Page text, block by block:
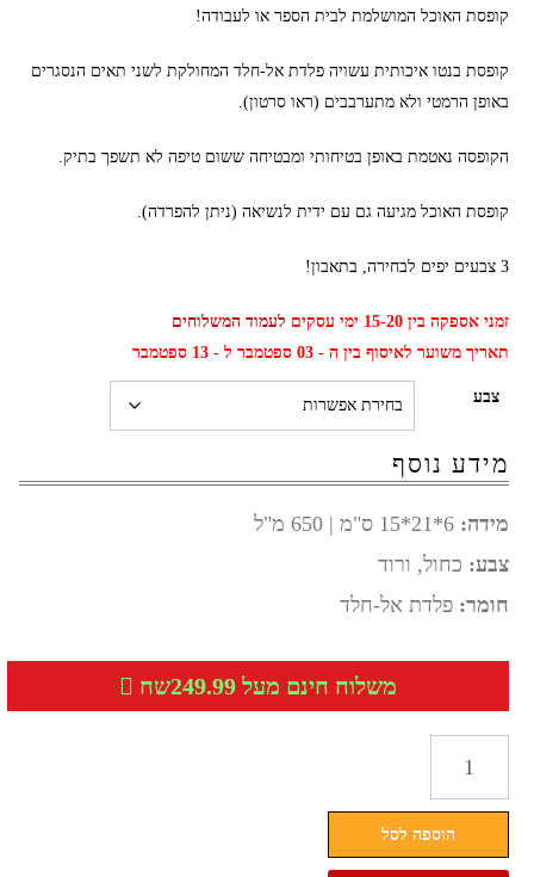
קופסת האוכל המושלמת לבית הספר או לעבודה!
קופסת בנטו איכותית עשויה פלדת אל-חלד המחולקת לשני תאים הנסגרים
באופן הרמטי ולא מתערבבים (ראו סרטון).
הקופסה נאטמת באופן בטיחותי ומבטיחה ששום טיפה לא תשפך בתיק.
קופסת האוכל מגיעה גם עם ידית לנשיאה (ניתן להפרדה).
3 צבעים יפים לבחירה, בתאבון!
זמני אספקה בין 15-20 ימי עסקים
לעמוד המשלוחים
תאריך משוער לאיסוף בין ה - 03 ספטמבר ל - 13 ספטמבר
צבע
מידע נוסף
מידה: 6*21*15 ס"מ | 650 מ"ל
צבע: כחול, ורוד
חומר: פלדת אל-חלד
משלוח חינם מעל 249.99שח
קופסת
מחולקת
הוספה לסל